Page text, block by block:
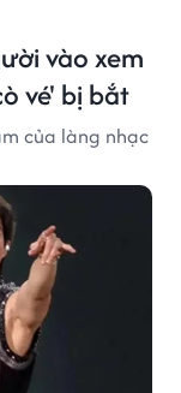
vào xem
vé' bị bắt
của làng nhạc